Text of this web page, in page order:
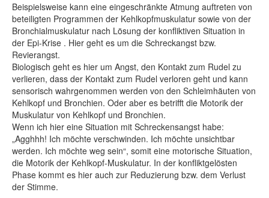
Beispielsweise kann eine eingeschränkte Atmung auftreten von
beteiligten Programmen der Kehlkopfmuskulatur sowie von der
Bronchialmuskulatur nach Lösung der konfliktiven Situation in
der Epi-Krise . Hier geht es um die Schreckangst bzw.
Revierangst.
Biologisch geht es hier um Angst, den Kontakt zum Rudel zu
verlieren, dass der Kontakt zum Rudel verloren geht und kann
sensorisch wahrgenommen werden von den Schleimhäuten von
Kehlkopf und Bronchien. Oder aber es betrifft die Motorik der
Muskulatur von Kehlkopf und Bronchien.
Wenn ich hier eine Situation mit Schreckensangst habe:
„Agghhh! Ich möchte verschwinden. Ich möchte unsichtbar
werden. Ich möchte weg sein“, somit eine motorische Situation,
die Motorik der Kehlkopf-Muskulatur. In der konfliktgelösten
Phase kommt es hier auch zur Reduzierung bzw. dem Verlust
der Stimme.